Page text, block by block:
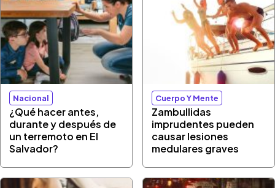
Nacional
¿Qué hacer antes,
durante y después de
un terremoto en El
Salvador?
Cuerpo Y Mente
Zambullidas
imprudentes pueden
causar lesiones
medulares graves